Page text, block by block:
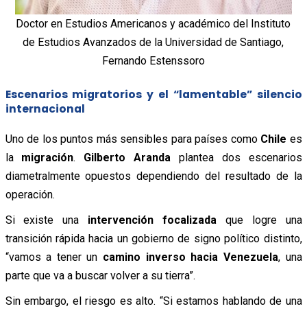
Doctor en Estudios Americanos y académico del Instituto
de Estudios Avanzados de la Universidad de Santiago,
Fernando Estenssoro
Escenarios migratorios y el “lamentable” silencio
internacional
Uno de los puntos más sensibles para países como Chile es
la migración. Gilberto Aranda plantea dos escenarios
diametralmente opuestos dependiendo del resultado de la
operación.
Si existe una intervención focalizadaque logre una
transición rápida hacia un gobierno de signo político distinto,
“vamos a tener un camino inverso hacia Venezuela, una
parte que va a buscar volver a su tierra”.
Sin embargo, el riesgo es alto. “Si estamos hablando de una